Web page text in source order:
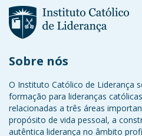
Sobre nós
O Instituto Católico de Liderança
formação para lideranças
relacionadas a três áreas
propósito de vida pessoal, a
autêntica liderança no âmbito